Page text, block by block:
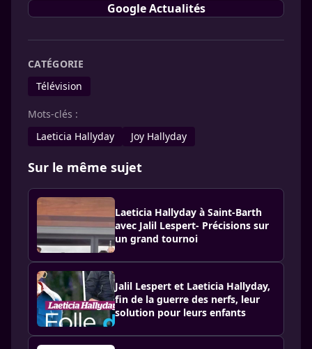
Google Actualités
CATÉGORIE
Télévision
Mots-clés :
Laeticia Hallyday
Joy Hallyday
Sur le même sujet
Laeticia Hallyday à Saint-Barth
avec Jalil Lespert- Précisions sur
un grand tournoi
Jalil Lespert et Laeticia Hallyday,
fin de la guerre des nerfs, leur
solution pour leurs enfants